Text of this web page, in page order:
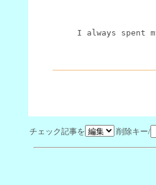
I always spent
チェック記事を 削除キー/